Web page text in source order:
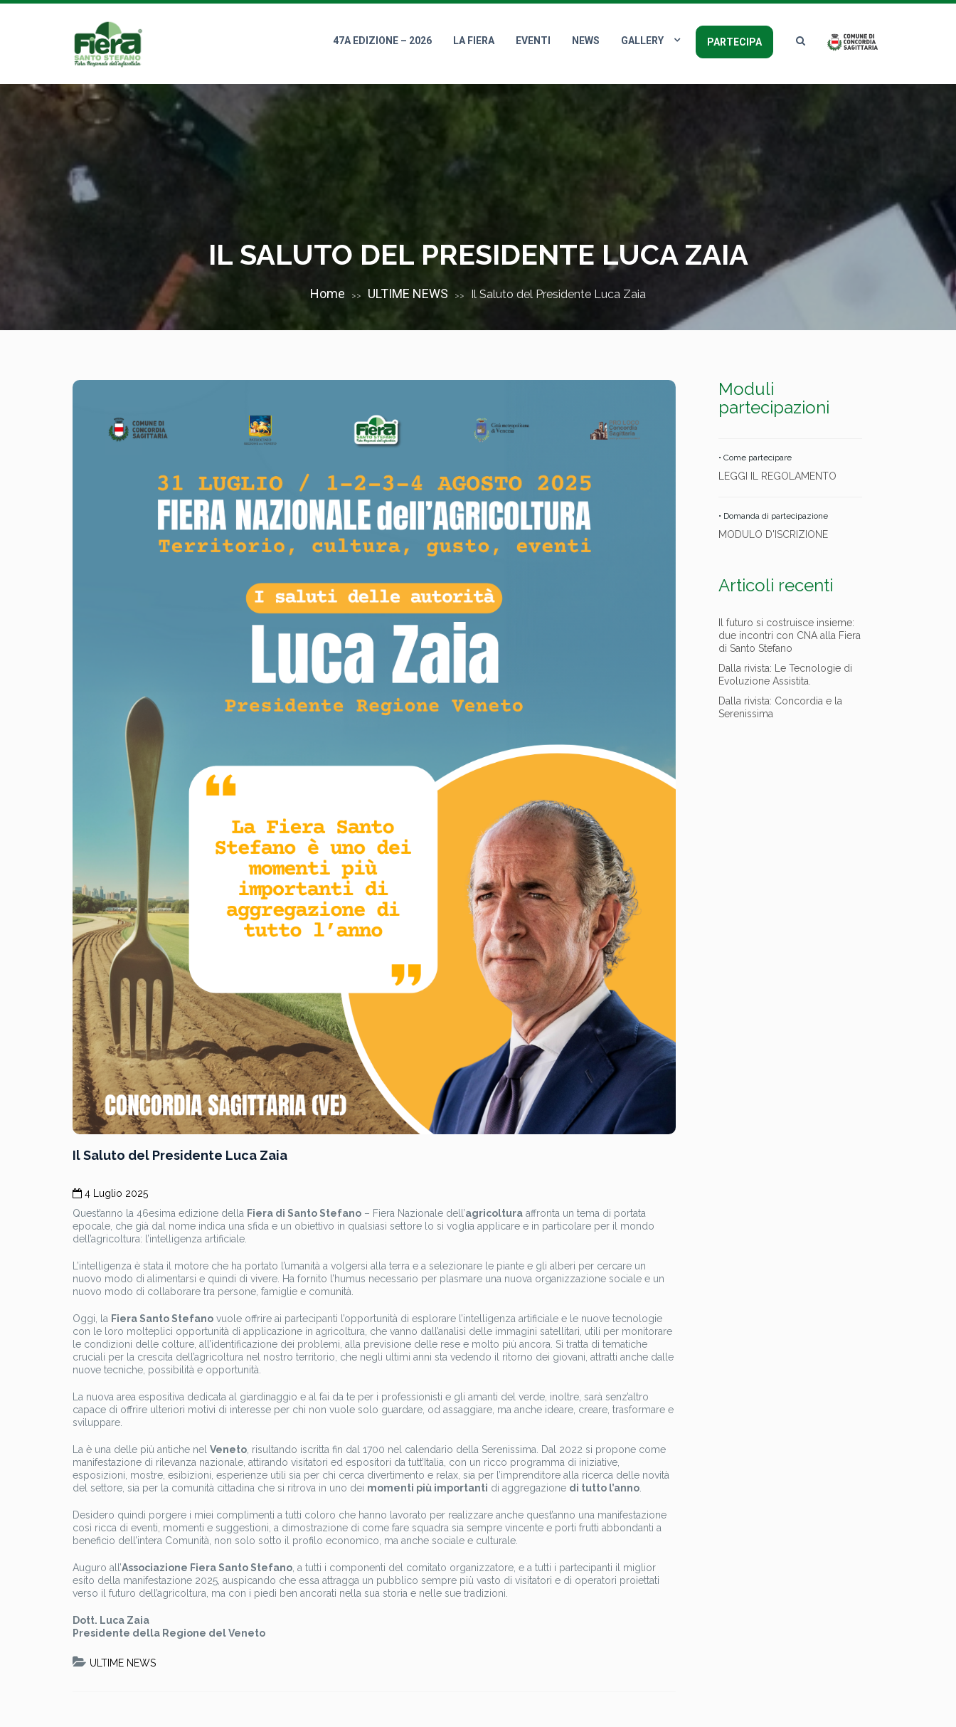
47A EDIZIONE – 2026 LA FIERA EVENTI NEWS GALLERY PARTECIPA
IL SALUTO DEL PRESIDENTE LUCA ZAIA
Home >> ULTIME NEWS >> Il Saluto del Presidente Luca Zaia
Il Saluto del Presidente Luca Zaia
4 Luglio 2025
Quest’anno la 46esima edizione della Fiera di Santo Stefano – Fiera Nazionale dell’agricoltura affronta un tema di portata
epocale, che già dal nome indica una sfida e un obiettivo in qualsiasi settore lo si voglia applicare e in particolare per il mondo
dell’agricoltura: l’intelligenza artificiale.
L’intelligenza è stata il motore che ha portato l’umanità a volgersi alla terra e a selezionare le piante e gli alberi per cercare un
nuovo modo di alimentarsi e quindi di vivere. Ha fornito l’humus necessario per plasmare una nuova organizzazione sociale e un
nuovo modo di collaborare tra persone, famiglie e comunità.
Oggi, la Fiera Santo Stefano vuole offrire ai partecipanti l’opportunità di esplorare l’intelligenza artificiale e le nuove tecnologie
con le loro molteplici opportunità di applicazione in agricoltura, che vanno dall’analisi delle immagini satellitari, utili per monitorare
le condizioni delle colture, all’identificazione dei problemi, alla previsione delle rese e molto più ancora. Si tratta di tematiche
cruciali per la crescita dell’agricoltura nel nostro territorio, che negli ultimi anni sta vedendo il ritorno dei giovani, attratti anche dalle
nuove tecniche, possibilità e opportunità.
La nuova area espositiva dedicata al giardinaggio e al fai da te per i professionisti e gli amanti del verde, inoltre, sarà senz’altro
capace di offrire ulteriori motivi di interesse per chi non vuole solo guardare, od assaggiare, ma anche ideare, creare, trasformare e
sviluppare.
La è una delle più antiche nel Veneto , risultando iscritta fin dal 1700 nel calendario della Serenissima. Dal 2022 si propone come
manifestazione di rilevanza nazionale, attirando visitatori ed espositori da tutt’Italia, con un ricco programma di iniziative,
esposizioni, mostre, esibizioni, esperienze utili sia per chi cerca divertimento e relax, sia per l’imprenditore alla ricerca delle novità
del settore, sia per la comunità cittadina che si ritrova in uno dei momenti più importanti di aggregazione di tutto l’anno
Desidero quindi porgere i miei complimenti a tutti coloro che hanno lavorato per realizzare anche quest’anno una manifestazione
così ricca di eventi, momenti e suggestioni, a dimostrazione di come fare squadra sia sempre vincente e porti frutti abbondanti a
beneficio dell’intera Comunità, non solo sotto il profilo economico, ma anche sociale e culturale.
Auguro all’Associazione Fiera Santo Stefano , a tutti i componenti del comitato organizzatore, e a tutti i partecipanti il miglior
esito della manifestazione 2025, auspicando che essa attragga un pubblico sempre più vasto di visitatori e di operatori proiettati
verso il futuro dell’agricoltura, ma con i piedi ben ancorati nella sua storia e nelle sue tradizioni.
Dott. Luca Zaia
Presidente della Regione del Veneto
ULTIME NEWS
Moduli
partecipazioni
• Come partecipare
LEGGI IL REGOLAMENTO
• Domanda di partecipazione
MODULO D'ISCRIZIONE
Articoli recenti
Il futuro si costruisce insieme:
due incontri con CNA alla Fiera
di Santo Stefano
Dalla rivista: Le Tecnologie di
Evoluzione Assistita.
Dalla rivista: Concordia e la
Serenissima